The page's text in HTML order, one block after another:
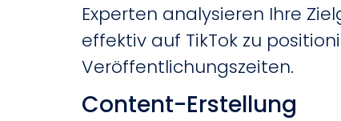
Experten analysieren Ihre
effektiv auf TikTok zu
Veröffentlichungszeiten.
Content-Erstellung